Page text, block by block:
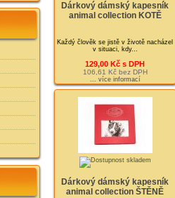
Dárkový dámský kapesník
animal collection KOTĚ
Každý člověk se jistě v životě nacházel
v situaci, kdy...
129,00 Kč s DPH
106,61 Kč bez DPH
... více informací
Dárkový dámský kapesník
animal collection ŠTĚNĚ